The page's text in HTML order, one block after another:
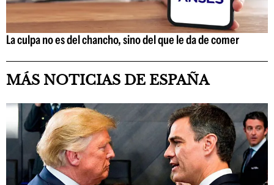
La culpa no es del chancho, sino del que le da de comer
MÁS NOTICIAS DE ESPAÑA